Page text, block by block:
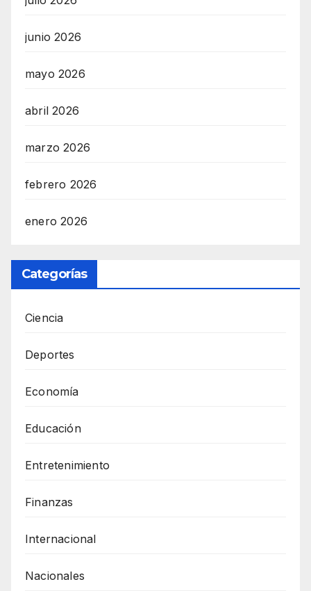
junio 2026
mayo 2026
abril 2026
marzo 2026
febrero 2026
enero 2026
Categorías
Ciencia
Deportes
Economía
Educación
Entretenimiento
Finanzas
Internacional
Nacionales